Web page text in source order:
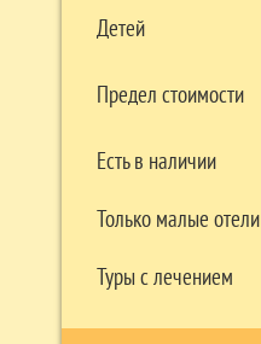
Детей
Предел стоимости
Есть в наличии
Только малые отели
Туры с лечением